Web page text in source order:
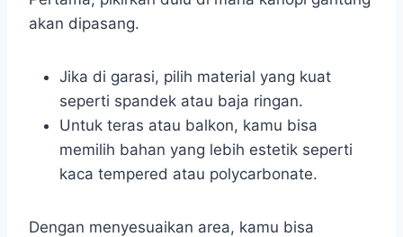
akan dipasang.
Jika di garasi, pilih material yang kuat
seperti spandek atau baja ringan.
Untuk teras atau balkon, kamu bisa
memilih bahan yang lebih estetik seperti
kaca tempered atau polycarbonate.
Dengan menyesuaikan area, kamu bisa